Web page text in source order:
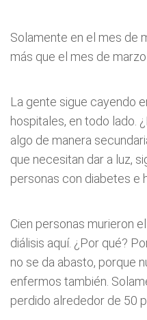
Solamente en el mes de
más que el mes de
La gente sigue cayendo
hospitales, en todo lado.
algo de manera
que necesitan dar a luz,
personas con diabetes e
Cien personas murieron
diálisis aquí. ¿Por qué?
no se da abasto, porque
enfermos también.
perdido alrededor de 50